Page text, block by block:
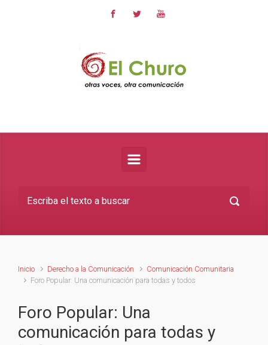
Saltar al contenido principal
Inicio Derecho a la Comunicación
Comunicación Comunitaria
Foro Popular: Una comunicación para todas y todos
Foro Popular: Una
comunicación para todas y